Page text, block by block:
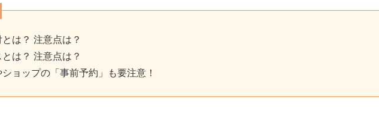
は？ 注意点は？
は？ 注意点は？
ョップの「事前予約」も要注意！